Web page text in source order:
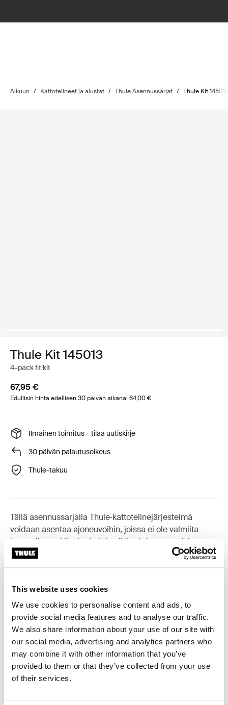
This website uses cookies
We use cookies to personalise content and ads, to
provide social media features and to analyse our traffic.
We also share information about your use of our site with
our social media, advertising and analytics partners who
may combine it with other information that you’ve
provided to them or that they’ve collected from your use
of their services.
Alkuun / Kattotelineet ja alustat / Thule Asennussarjat / Thule Kit 145013
Thule Kit 145013
4-pack fit kit
67,95 €
Edullisin hinta edellisen 30 päivän aikana: 64,00 €
Ilmainen toimitus – tilaa uutiskirje
30 päivän palautusoikeus
Thule-takuu
Tällä asennussarjalla Thule‑kattotelinejärjestelmä
voidaan asentaa ajoneuvoihin, joissa ei ole valmiita
kattotelineen kiinnityskohtia eikä tehdasasenteisia
telineitä.
Toggle features
Kaikki ominaisuudet
Toggle techspec
Tekniset tiedot
Toggle guides and instructions
Ohjeet